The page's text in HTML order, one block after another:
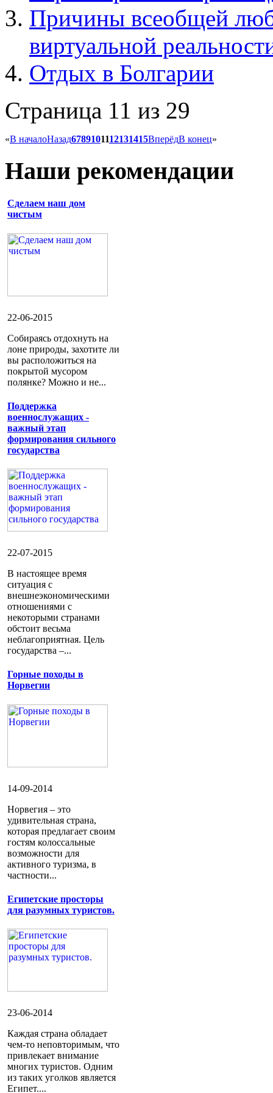
Причины всеобщей
виртуальной
Отдых в Болгарии
Страница 11 из 29
«В началоНазад6789101112131415ВперёдВ конец»
Наши рекомендации
Сделаем наш дом
чистым
22-06-2015
Собираясь отдохнуть на
лоне природы, захотите ли
вы расположиться на
покрытой мусором
полянке? Можно и не...
Поддержка
военнослужащих -
важный этап
формирования сильного
государства
22-07-2015
В настоящее время
ситуация с
внешнеэкономическими
отношениями с
некоторыми странами
обстоит весьма
неблагоприятная. Цель
государства –...
Горные походы в
Норвегии
14-09-2014
Норвегия – это
удивительная страна,
которая предлагает своим
гостям колоссальные
возможности для
активного туризма, в
частности...
Египетские просторы
для разумных туристов.
23-06-2014
Каждая страна обладает
чем-то неповторимым, что
привлекает внимание
многих туристов. Одним
из таких уголков является
Египет....